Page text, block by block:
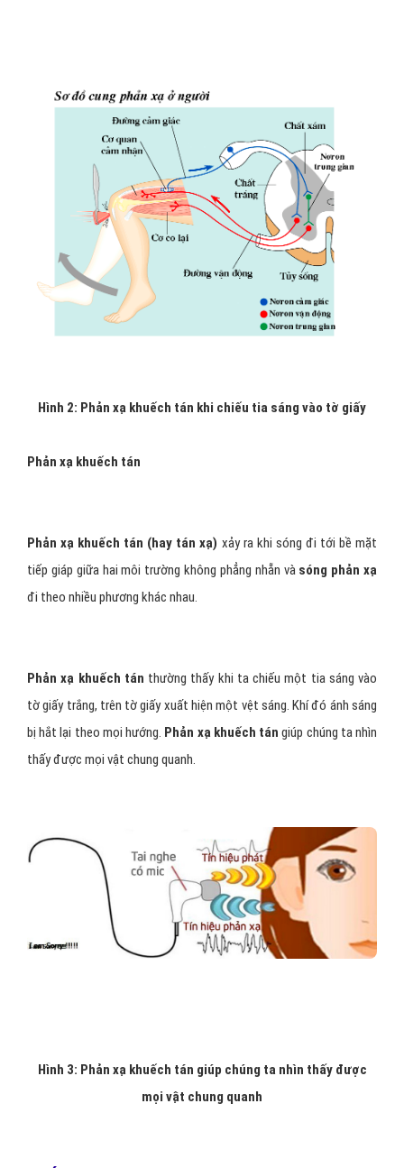
Hình 2: Phản xạ khuếch tán khi chiếu tia sáng vào tờ giấy
Phản xạ khuếch tán
Phản xạ khuếch tán (hay tán xạ) xảy ra khi sóng đi tới bề mặt
tiếp giáp giữa hai môi trường không phẳng nhẵn và sóng phản xạ
đi theo nhiều phương khác nhau.
Phản xạ khuếch tán thường thấy khi ta chiếu một tia sáng vào
tờ giấy trắng, trên tờ giấy xuất hiện một vệt sáng. Khí đó ánh sáng
bị hắt lại theo mọi hướng. Phản xạ khuếch tán giúp chúng ta nhìn
thấy được mọi vật chung quanh.
Hình 3: Phản xạ khuếch tán giúp chúng ta nhìn thấy được
mọi vật chung quanh